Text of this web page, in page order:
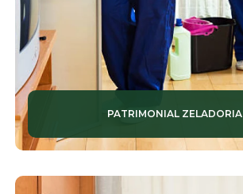
EQUIPES DE LIMPEZA
LIMPEZA DE CONDOMÍNIOS
LIMPEZA PREDIAL
LIMPEZAS TERCEIRIZADAS
PATRIMONIAL ZELADORIA